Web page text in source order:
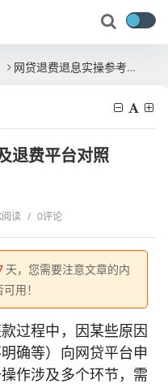
网贷退费退息实操参考以及退费平台对照表！！
退费平台对照
读 / 0评论
天，您需要注意文章的内
用！
过程中，因某些原因
确等）向网贷平台申
作涉及多个环节，需